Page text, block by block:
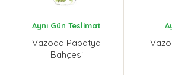
Aynı Gün Teslimat
Vazoda Papatya
Bahçesi